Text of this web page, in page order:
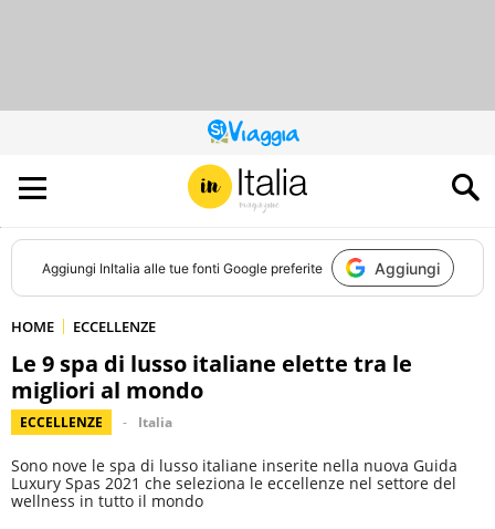
QUESTO
SITO
CONTRIBUISCE
ALL’AUDIENCE
DI
Aggiungi InItalia alle tue fonti Google preferite Aggiungi
HOME ECCELLENZE
Le 9 spa di lusso italiane elette tra le
migliori al mondo
ECCELLENZE Italia
Sono nove le spa di lusso italiane inserite nella nuova Guida
Luxury Spas 2021 che seleziona le eccellenze nel settore del
wellness in tutto il mondo